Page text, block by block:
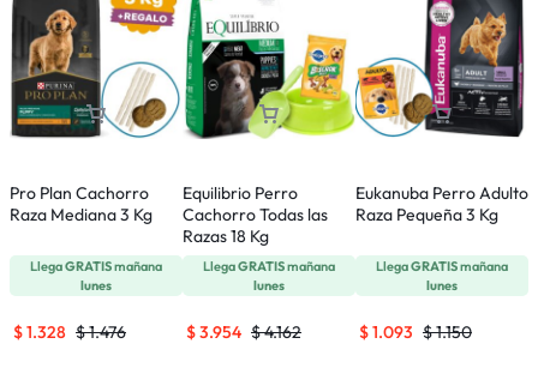
Pro Plan Cachorro
Raza Mediana 3 Kg
LlegaGRATISmañana
lunes
$1.476
$1.328
Equilibrio Perro
Cachorro Todas las
Razas 18 Kg
LlegaGRATISmañana
lunes
$4.162
$3.954
Eukanuba Perro Adulto
Raza Pequeña 3 Kg
LlegaGRATISmañana
lunes
$1.150
$1.093